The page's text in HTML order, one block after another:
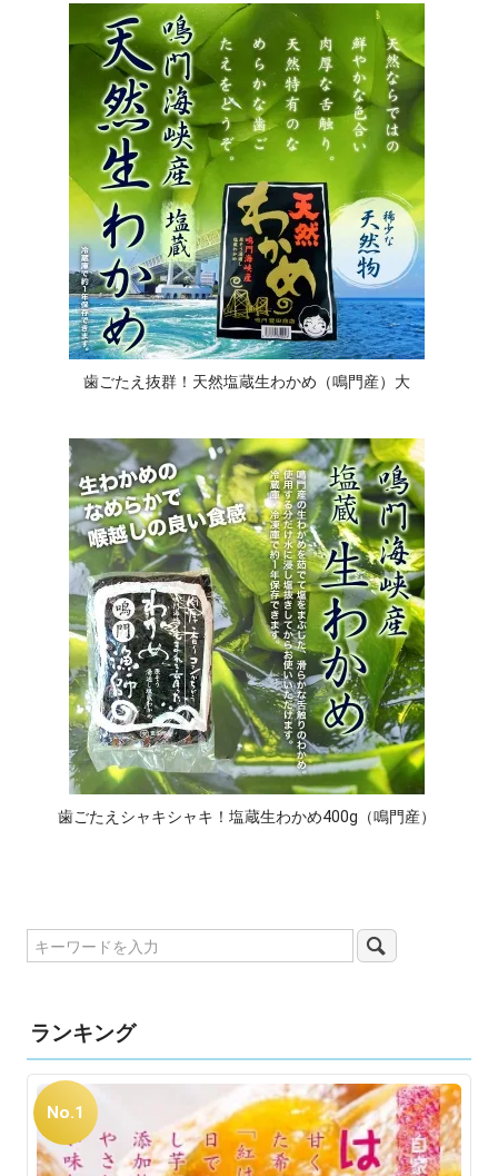
歯ごたえ抜群！天然塩蔵生わかめ（鳴門産）大
歯ごたえシャキシャキ！塩蔵生わかめ400g（鳴門産）
ランキング
No.1